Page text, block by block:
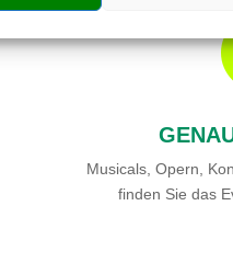
Musicals, Opern,
finden Sie das